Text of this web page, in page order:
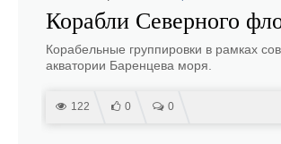
Корабли Северного
Корабельные группировки в рамках
акватории Баренцева моря.
122 0 0